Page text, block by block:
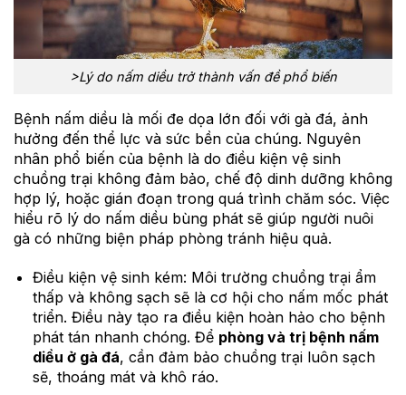
>Lý do nấm diều trở thành vấn đề phổ biến
Bệnh nấm diều là mối đe dọa lớn đối với gà đá, ảnh
hưởng đến thể lực và sức bền của chúng. Nguyên
nhân phổ biến của bệnh là do điều kiện vệ sinh
chuồng trại không đảm bảo, chế độ dinh dưỡng không
hợp lý, hoặc gián đoạn trong quá trình chăm sóc. Việc
hiểu rõ lý do nấm diều bùng phát sẽ giúp người nuôi
gà có những biện pháp phòng tránh hiệu quả.
Điều kiện vệ sinh kém: Môi trường chuồng trại ẩm
thấp và không sạch sẽ là cơ hội cho nấm mốc phát
triển. Điều này tạo ra điều kiện hoàn hảo cho bệnh
phát tán nhanh chóng. Để phòng và trị bệnh nấm
diều ở gà đá, cần đảm bảo chuồng trại luôn sạch
sẽ, thoáng mát và khô ráo.